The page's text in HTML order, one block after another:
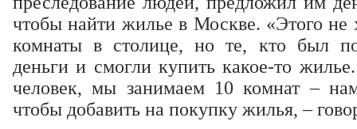
чтобы найти жилье в Москве. «Этого не
комнаты в столице, но те, кто был
деньги и смогли купить какое-то
человек, мы занимаем 10 комнат – нам
чтобы добавить на покупку жилья, –